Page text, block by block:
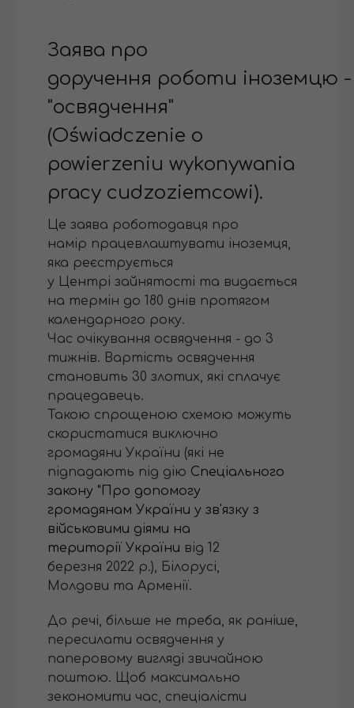
Заява про
доручення роботи іноземцю -
"освядчення"
(Oświadczenie o
powierzeniu wykonywania
pracy cudzoziemcowi).
Це заява роботодавця про
намір працевлаштувати іноземця,
яка реєструється
у Центрі зайнятості та видається
на термін до 180 днів протягом
календарного року.
Час очікування освядчення - до 3
тижнів. Вартість освядчення
становить 30 злотих, які сплачує
працедавець.
Такою спрощеною схемою можуть
скористатися виключно
громадяни України (які не
підпадають під дію Спеціального
закону "Про допомогу
громадянам України у зв'язку з
військовими діями на
території України від 12
березня 2022 р.), Білорусі,
Молдови та Арменії.
До речі, більше не треба, як раніше,
пересилати освядчення у
паперовому вигляді звичайною
поштою. Щоб максимально
зекономити час, спеціалісти